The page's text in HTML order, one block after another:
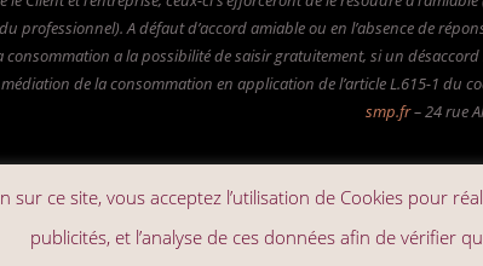
professionnel).A défaut d’accord amiable ou en l’absence de
consommation a la possibilité de saisir gratuitement, si un
de la consommation en application de l’article L.615-1 du
smp.fr– 24 rue
Ce site est protégé par reCAPTCHA et
sur ce site, vous acceptez l’utilisation de Cookies pour
publicités, et l’analyse de ces données afin de vérifier